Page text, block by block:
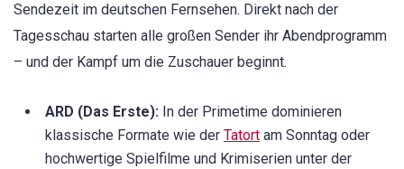
Sendezeit im deutschen Fernsehen. Direkt nach der
Tagesschau starten alle großen Sender ihr Abendprogramm
– und der Kampf um die Zuschauer beginnt.
ARD (Das Erste): In der Primetime dominieren
klassische Formate wie der Tatort am Sonntag oder
hochwertige Spielfilme und Krimiserien unter der